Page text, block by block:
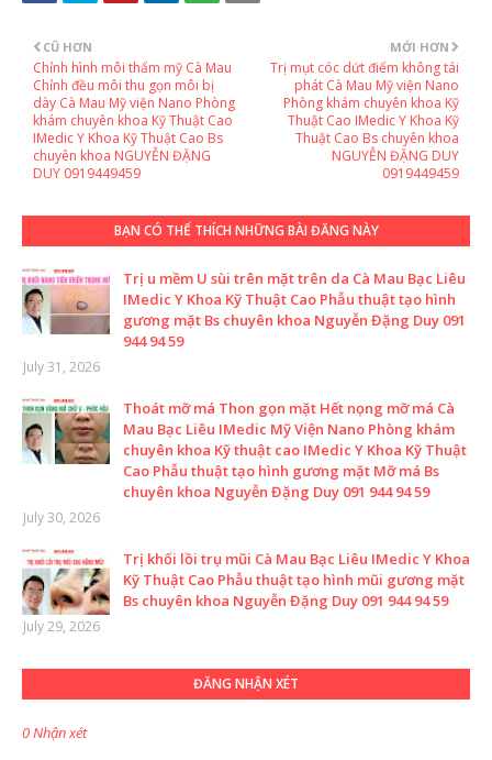
MỚI HƠN
Trị mụt cóc dứt điểm không tái
phát Cà Mau Mỹ viện Nano
Phòng khám chuyên khoa Kỹ
Thuật Cao IMedic Y Khoa Kỹ
Thuật Cao Bs chuyên khoa
NGUYỄN ĐẶNG DUY
0919449459
CŨ HƠN
Chỉnh hình môi thẩm mỹ Cà Mau
Chỉnh đều môi thu gọn môi bị
dày Cà Mau Mỹ viện Nano Phòng
khám chuyên khoa Kỹ Thuật Cao
IMedic Y Khoa Kỹ Thuật Cao Bs
chuyên khoa NGUYỄN ĐẶNG
DUY 0919449459
BẠN CÓ THỂ THÍCH NHỮNG BÀI ĐĂNG NÀY
Trị u mềm U sùi trên mặt trên da Cà Mau Bạc Liêu
IMedic Y Khoa Kỹ Thuật Cao Phẫu thuật tạo hình
gương mặt Bs chuyên khoa Nguyễn Đặng Duy 091
944 94 59
July 31, 2026
Thoát mỡ má Thon gọn mặt Hết nọng mỡ má Cà
Mau Bạc Liêu IMedic Mỹ Viện Nano Phòng khám
chuyên khoa Kỹ thuật cao IMedic Y Khoa Kỹ Thuật
Cao Phẫu thuật tạo hình gương mặt Mỡ má Bs
chuyên khoa Nguyễn Đặng Duy 091 944 94 59
July 30, 2026
Trị khối lồi trụ mũi Cà Mau Bạc Liêu IMedic Y Khoa
Kỹ Thuật Cao Phẫu thuật tạo hình mũi gương mặt
Bs chuyên khoa Nguyễn Đặng Duy 091 944 94 59
July 29, 2026
ĐĂNG NHẬN XÉT
0 Nhận xét